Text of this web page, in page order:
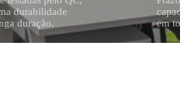
durabilidade
duração.
em